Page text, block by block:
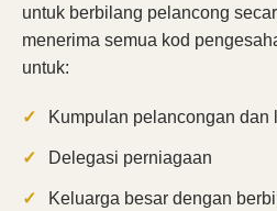
untuk berbilang pelancong
menerima semua kod
untuk:
Kumpulan pelancongan dan
Delegasi perniagaan
Keluarga besar dengan